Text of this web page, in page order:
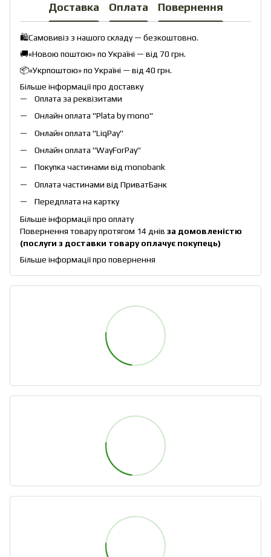
Доставка Оплата Повернення
🛍️Самовивіз з нашого складу — безкоштовно.
🚚«Новою поштою» по Україні — від 70 грн.
📦«Укрпоштою» по Україні — від 40 грн.
Більше інформації про доставку
Оплата за реквізитами
Онлайн оплата "Plata by mono"
Онлайн оплата "LiqPay"
Онлайн оплата "WayForPay"
Покупка частинами від monobank
Оплата частинами від ПриватБанк
Передплата на картку
Більше інформації про оплату
Повернення товару протягом 14 днів за домовленістю
(послуги з доставки товару оплачує покупець)
Більше інформації про повернення